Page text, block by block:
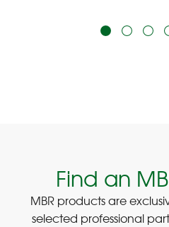
Find an
MBR products are
selected professional